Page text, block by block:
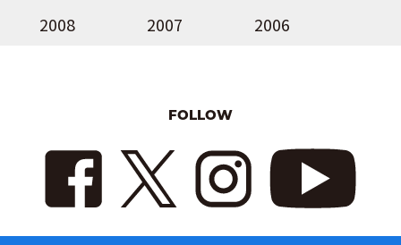
2008
2007 2006
FOLLOW